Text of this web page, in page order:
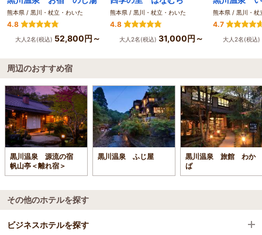
熊本県 / 黒川・杖立・わいた
4.8
大人2名(税込) 52,800円～
熊本県 / 黒川・杖立・わいた
4.8
大人2名(税込) 31,000円～
熊本県 / 黒川・杖
4.7
大人2名(税込)
周辺のおすすめ宿
黒川温泉 源流の宿
帆山亭＜離れ宿＞
黒川温泉 ふじ屋
黒川温泉 旅館 わか
ば
その他のホテルを探す
ビジネスホテルを探す